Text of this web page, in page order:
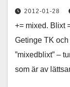
2012-01-28
+= mixed. Blixt
Getinge TK
”mixedblixt” –
som är av